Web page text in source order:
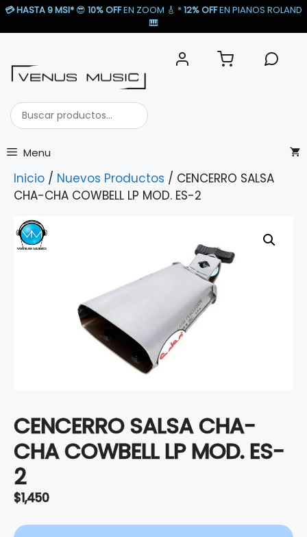
Saltar
💳HASTA 9 MSI* 😎 10% OFFEN ZOOM 🎸​ *12% OFFEN PIANOS ROLAND
🎹​
Buscar
productos...
Menu
Inicio / Nuevos Productos / CENCERRO SALSA
CHA-CHA COWBELL LP MOD. ES-2
CENCERRO SALSA CHA-
CHA COWBELL LP MOD. ES-
2
$1,450